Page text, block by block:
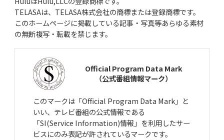
TELASAは、TELASA株式会社の商標または登録商標です。
このホームページに掲載している記事・写真等あらゆる素材
の無断複写・転載を禁じます。
Official Program Data Mark
（公式番組情報マーク）
このマークは「Official Program Data Mark」と
いい、テレビ番組の公式情報である
「SI(Service Information)情報」を利用したサー
ビスにのみ表記が許されているマークです。